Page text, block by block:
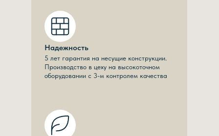
Надежность
5 лет гарантия на несущие конструкции.
Производство в цеху на высокоточном
оборудовании с 3-м контролем качества